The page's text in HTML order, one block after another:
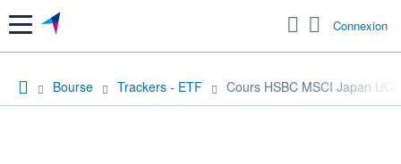
Menu Connexion
Bourse Trackers - ETF Cours HSBC MSCI Japan